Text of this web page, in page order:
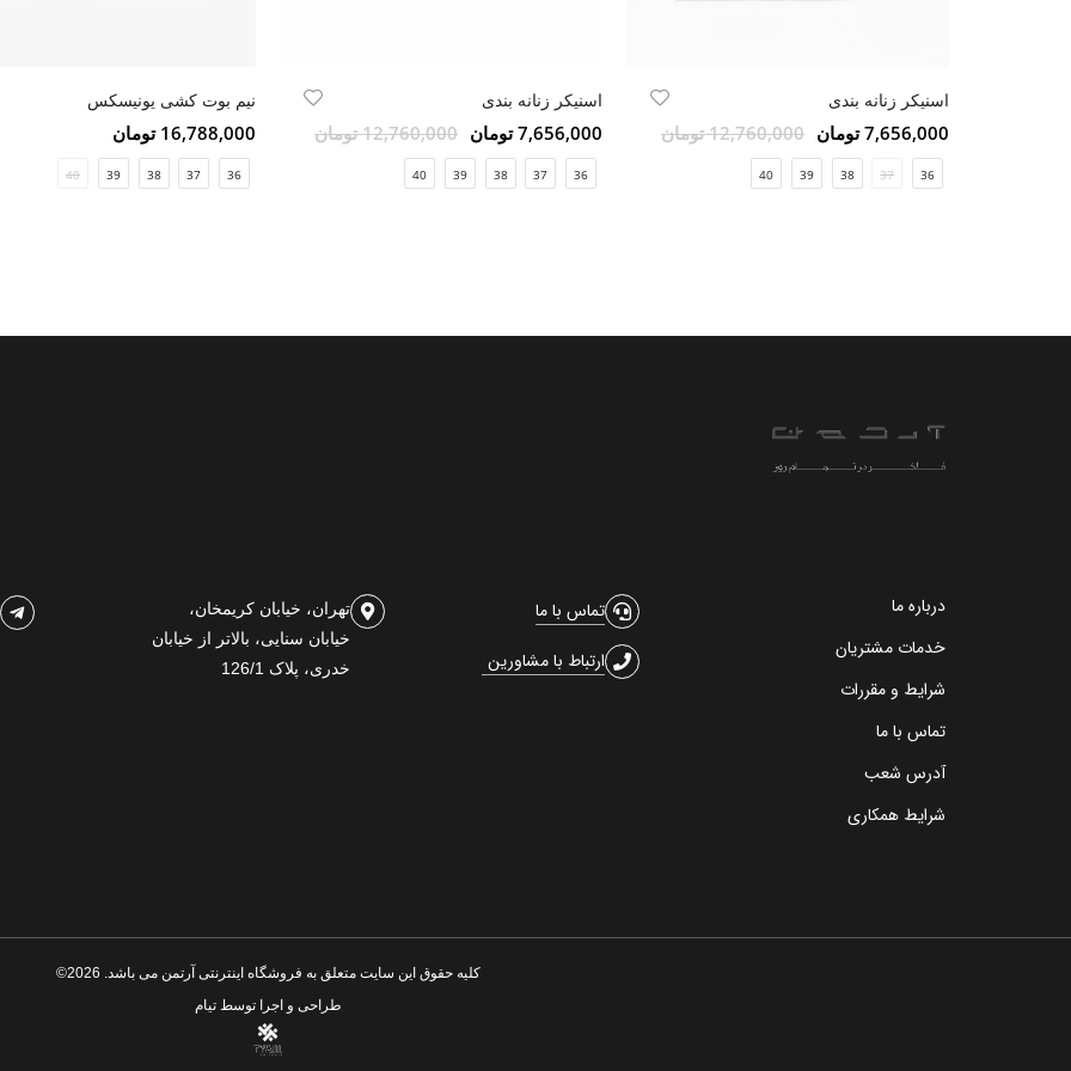
اسنیکر زنانه بندی
7,656,000 تومان 12,760,000 تومان
36
37
38
39
40
اسنیکر زنانه بندی
7,656,000 تومان 12,760,000 تومان
36
37
38
39
40
نیم بوت کشی یونیسکس
16,788,000 تومان
36
37
38
39
40
درباره ما
خدمات مشتریان
شرایط و مقررات
تماس با ما
آدرس شعب
شرایط همکاری
تماس با ما
ارتباط با مشاورین
تهران، خیابان کریمخان،
خیابان سنایی، بالاتر از خیابان
خدری، پلاک 126/1
کلیه حقوق این سایت متعلق به فروشگاه اینترنتی آرتمن می باشد. 2026©
طراحی و اجرا توسطتیام